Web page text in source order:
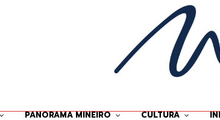
PANORAMA MINEIRO CULTURA